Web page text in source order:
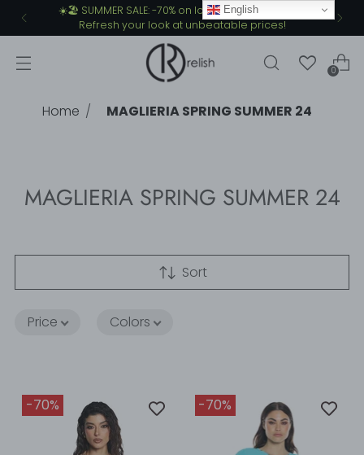
Free shipping for orders over €149
0
Home MAGLIERIA SPRING SUMMER 24
MAGLIERIA SPRING SUMMER 24
Sort
Price Colors
-70% -70%
English